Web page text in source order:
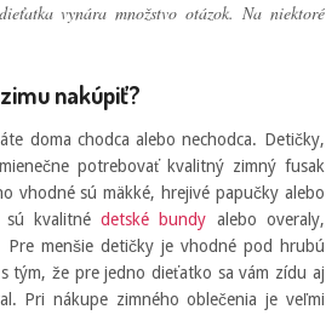
vynára množstvo otázok. Na niektoré
nakúpiť?
doma chodca alebo nechodca. Detičky,
potrebovať kvalitný zimný fusak
vhodné sú mäkké, hrejivé papučky alebo
sú kvalitnédetské bundy alebo overaly,
menšie detičky je vhodné pod hrubú
tým, že pre jedno dieťatko sa vám zídu aj
Pri nákupe zimného oblečenia je veľmi